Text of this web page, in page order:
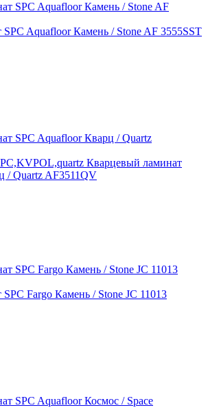
Aquafloor Камень / Stone AF 3555SST
Кварцевый ламинат
/ Quartz AF3511QV
Fargo Камень / Stone JC 11013